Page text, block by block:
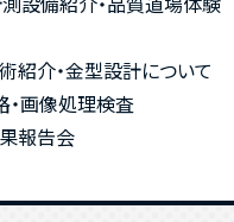
紹介・金型設計について
・画像処理検査
報告会